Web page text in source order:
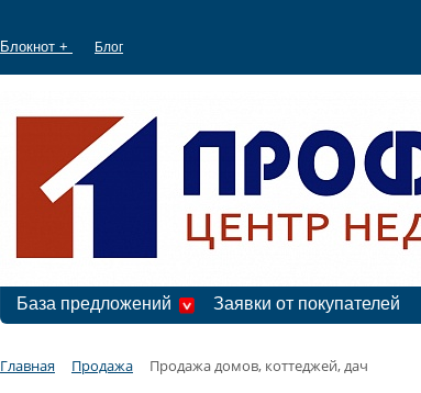
Блокнот + Блог
База предложений Заявки от покупателей
Главная Продажа Продажа домов, коттеджей, дач